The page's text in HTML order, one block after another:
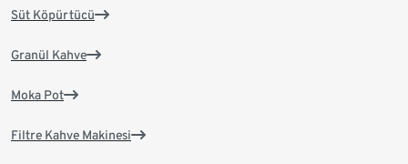
Süt Köpürtücü
Granül Kahve
Moka Pot
Filtre Kahve Makinesi